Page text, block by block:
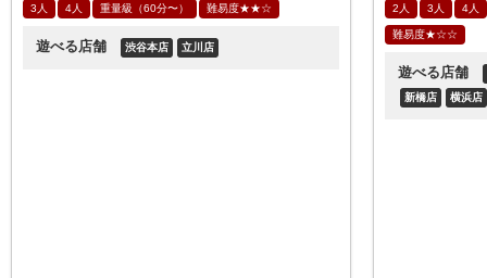
3人 4人 重量級（60分〜） 難易度★★☆
遊べる店舗 渋谷本店 立川店
作るゲームで
2人 3人 4人
難易度★☆☆
遊べる店舗
新橋店 横浜店